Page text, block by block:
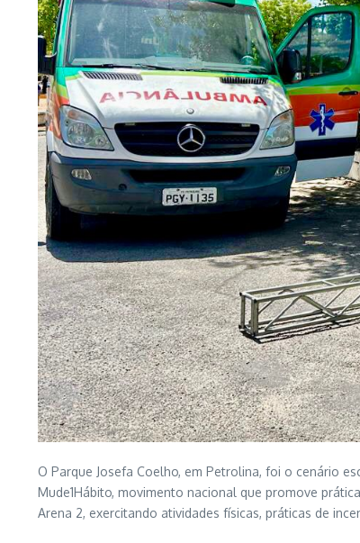
O Parque Josefa Coelho, em Petrolina, foi o cenário
Mude1Hábito, movimento nacional que promove
Arena 2, exercitando atividades físicas, práticas de